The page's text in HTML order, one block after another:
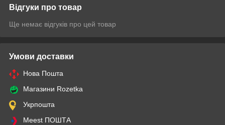
Відгуки про товар
Ще немає відгуків про цей товар
Умови доставки
Нова Пошта
Магазини Rozetka
Укрпошта
Meest ПОШТА